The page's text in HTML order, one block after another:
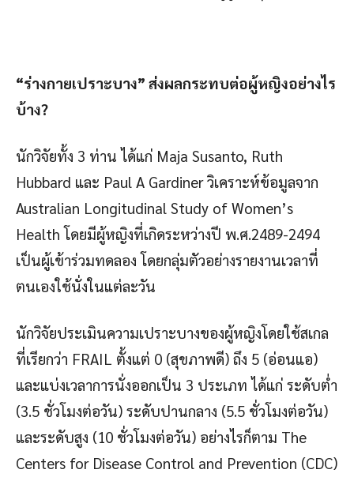
“ร่างกายเปราะบาง” ส่งผลกระทบต่อผู้หญิงอย่างไร
บ้าง?
นักวิจัยทั้ง 3 ท่าน ได้แก่ Maja Susanto, Ruth
Hubbard และ Paul A Gardiner วิเคราะห์ข้อมูลจาก
Australian Longitudinal Study of Women’s
Health โดยมีผู้หญิงที่เกิดระหว่างปี พ.ศ.2489-2494
เป็นผู้เข้าร่วมทดลอง โดยกลุ่มตัวอย่างรายงานเวลาที่
ตนเองใช้นั่งในแต่ละวัน
นักวิจัยประเมินความเปราะบางของผู้หญิงโดยใช้สเกล
ที่เรียกว่า FRAIL ตั้งแต่ 0 (สุขภาพดี) ถึง 5 (อ่อนแอ)
และแบ่งเวลาการนั่งออกเป็น 3 ประเภท ได้แก่ ระดับต่ำ
(3.5 ชั่วโมงต่อวัน) ระดับปานกลาง (5.5 ชั่วโมงต่อวัน)
และระดับสูง (10 ชั่วโมงต่อวัน) อย่างไรก็ตาม The
Centers for Disease Control and Prevention (CDC)